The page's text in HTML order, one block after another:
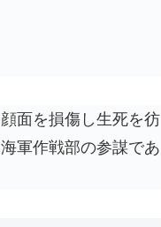
面を損傷し生死を彷
軍作戦部の参謀であ